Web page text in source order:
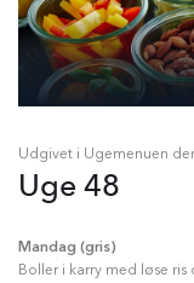
Udgivet i Ugemenuen
Uge 48
Mandag (gris)
Boller i karry med løse ris